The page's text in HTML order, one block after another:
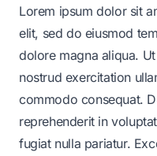
Lorem ipsum dolor sit
elit, sed do eiusmod
dolore magna aliqua.
nostrud exercitation
commodo consequat.
reprehenderit in
fugiat nulla pariatur.